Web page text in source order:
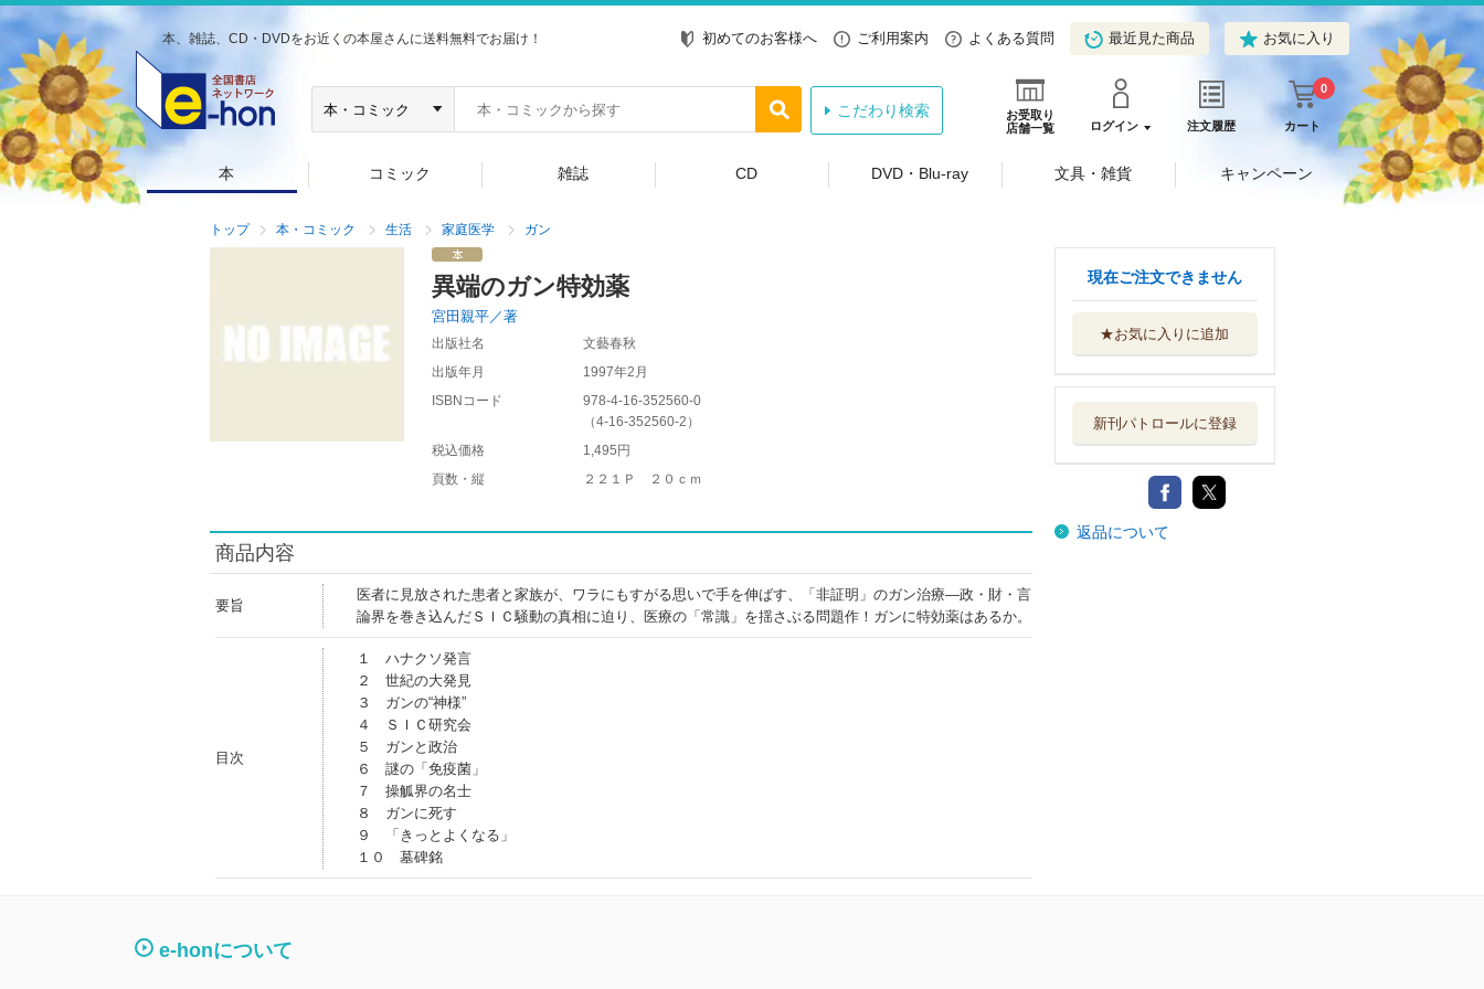
本、雑誌、CD・DVDをお近くの本屋さんに送料無料でお届け！ 初めてのお客様へ ご利用案内 よくある質問 最近見た商品 お気に入り
お受取り
店舗一覧
ログイン 注文履歴 カート
0
こだわり検索
本 コミック 雑誌 CD DVD・Blu-ray 文具・雑貨 キャンペーン
トップ 本・コミック 生活 家庭医学 ガン
異端のガン特効薬
宮田親平／著
出版社名
文藝春秋
出版年月
1997年2月
ISBNコード
978-4-16-352560-0
（4-16-352560-2 ）
税込価格
1,495円
頁数・縦
２２１Ｐ ２０ｃｍ
商品内容
要旨
医者に見放された患者と家族が、ワラにもすがる思いで手を伸ばす、「非証明」のガン治療―政・財・言
論界を巻き込んだＳＩＣ騒動の真相に迫り、医療の「常識」を揺さぶる問題作！ガンに特効薬はあるか。
目次
１ ハナクソ発言
２ 世紀の大発見
３ ガンの“神様”
４ ＳＩＣ研究会
５ ガンと政治
６ 謎の「免疫菌」
７ 操觚界の名士
８ ガンに死す
９ 「きっとよくなる」
１０ 墓碑銘
現在ご注文できません
★お気に入りに追加
新刊パトロールに登録
返品について
e-honについて